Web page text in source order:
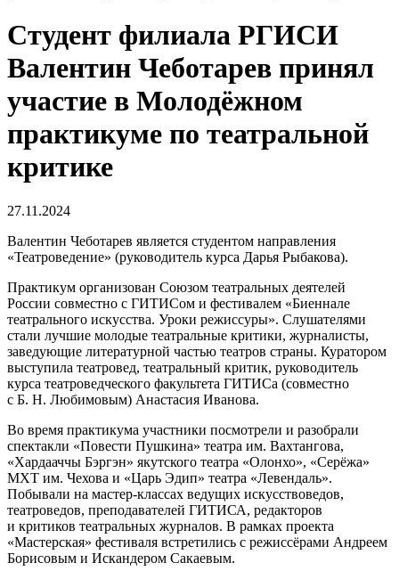
Студент филиала РГИСИ
Валентин Чеботарев принял
участие в Молодёжном
практикуме по театральной
критике
27.11.2024
Валентин Чеботарев является студентом направления
«Театроведение» (руководитель курса Дарья Рыбакова).
Практикум организован Союзом театральных деятелей
России совместно с ГИТИСом и фестивалем «Биеннале
театрального искусства. Уроки режиссуры». Слушателями
стали лучшие молодые театральные критики, журналисты,
заведующие литературной частью театров страны. Куратором
выступила театровед, театральный критик, руководитель
курса театроведческого факультета ГИТИСа (совместно
с Б. Н. Любимовым) Анастасия Иванова.
Во время практикума участники посмотрели и разобрали
спектакли «Повести Пушкина» театра им. Вахтангова,
«Хардааччы Бэргэн» якутского театра «Олонхо», «Серёжа»
МХТ им. Чехова и «Царь Эдип» театра «Левендаль».
Побывали на мастер-классах ведущих искусствоведов,
театроведов, преподавателей ГИТИСА, редакторов
и критиков театральных журналов. В рамках проекта
«Мастерская» фестиваля встретились с режиссёрами Андреем
Борисовым и Искандером Сакаевым.